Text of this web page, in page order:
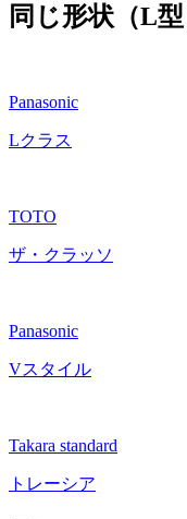
同じ形状（L
Panasonic
Lクラス
TOTO
ザ・クラッソ
Panasonic
Vスタイル
Takara standard
トレーシア